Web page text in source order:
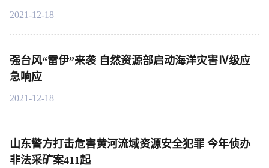
2021-12-18
强台风“雷伊”来袭 自然资源部启动海洋灾害Ⅳ级应
急响应
2021-12-18
山东警方打击危害黄河流域资源安全犯罪 今年侦办
非法采矿案411起